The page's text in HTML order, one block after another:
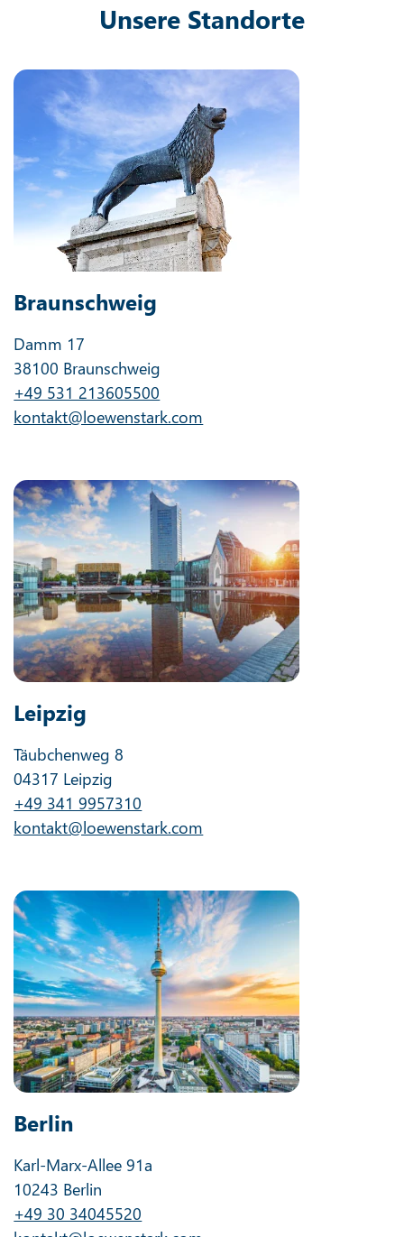
Unsere Standorte
Braunschweig
Damm 17
38100 Braunschweig
+49 531 213605500
kontakt@loewenstark.com
Leipzig
Täubchenweg 8
04317 Leipzig
+49 341 9957310
kontakt@loewenstark.com
Berlin
Karl-Marx-Allee 91a
10243 Berlin
+49 30 34045520